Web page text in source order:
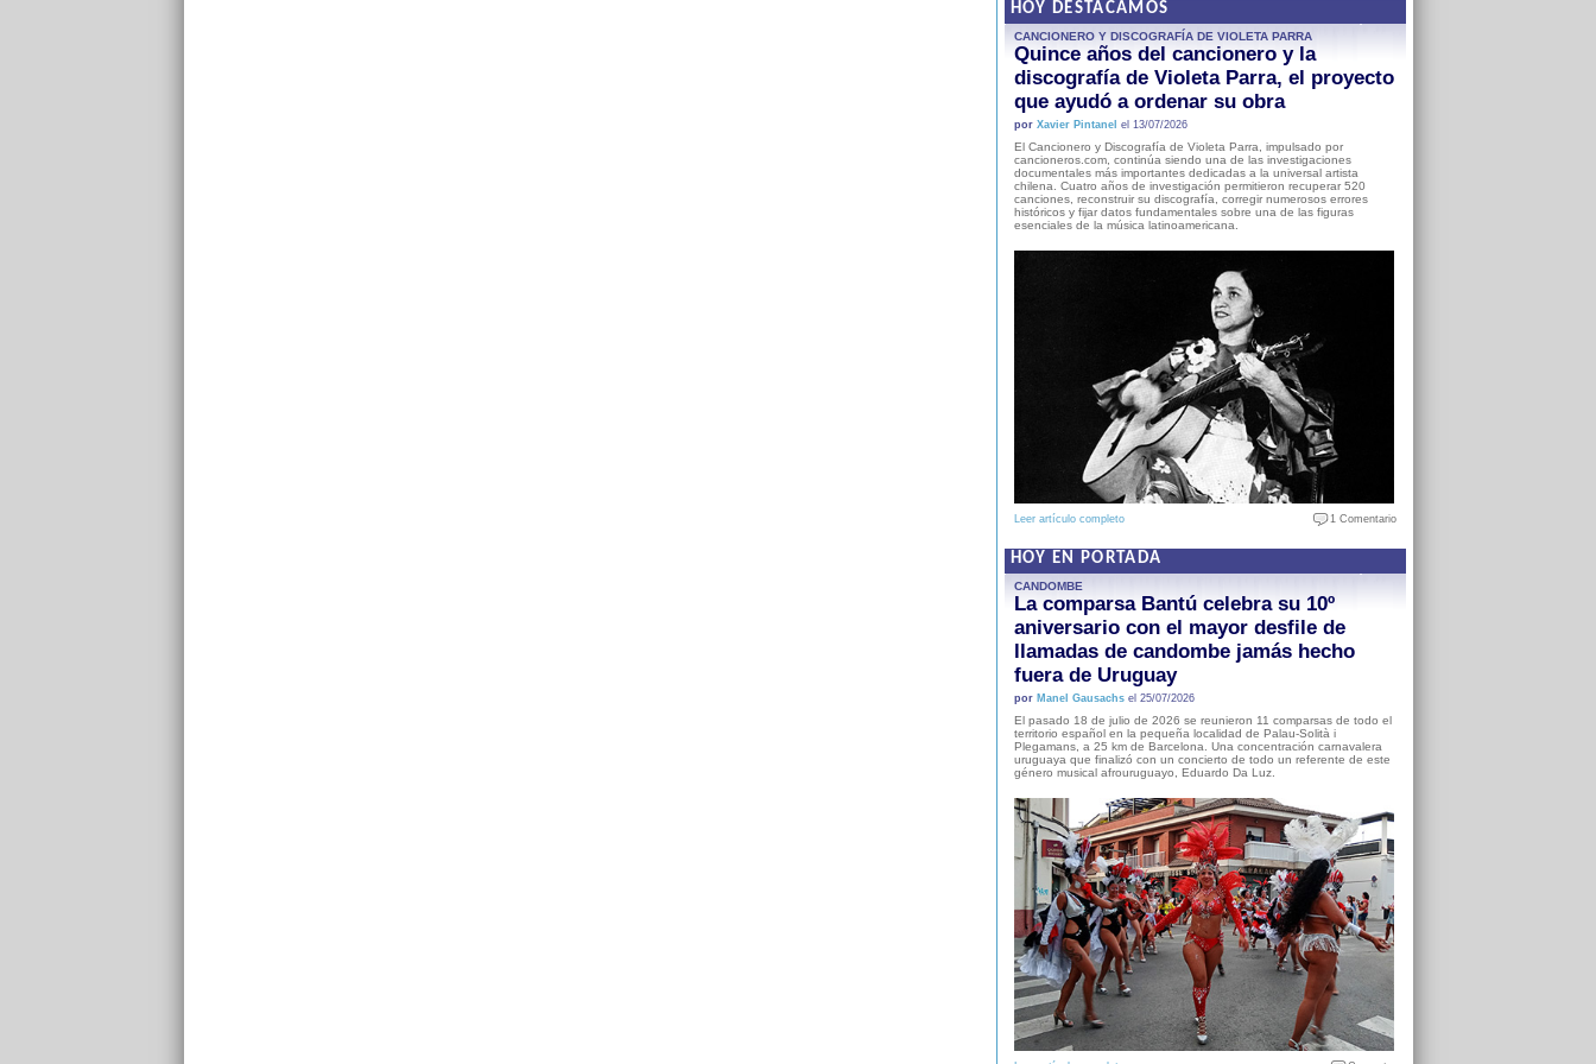
HOY DESTACAMOS
CANCIONERO Y DISCOGRAFÍA DE VIOLETA PARRA
Quince años del cancionero y la
discografía de Violeta Parra, el proyecto
que ayudó a ordenar su obra
por Xavier Pintanel el 13/07/2026
El Cancionero y Discografía de Violeta Parra, impulsado por
cancioneros.com, continúa siendo una de las investigaciones
documentales más importantes dedicadas a la universal artista
chilena. Cuatro años de investigación permitieron recuperar 520
canciones, reconstruir su discografía, corregir numerosos errores
históricos y fijar datos fundamentales sobre una de las figuras
esenciales de la música latinoamericana.
Leer artículo completo 1 Comentario
HOY EN PORTADA
CANDOMBE
La comparsa Bantú celebra su 10º
aniversario con el mayor desfile de
llamadas de candombe jamás hecho
fuera de Uruguay
por Manel Gausachsel 25/07/2026
El pasado 18 de julio de 2026 se reunieron 11 comparsas de todo el
territorio español en la pequeña localidad de Palau-Solità i
Plegamans, a 25 km de Barcelona. Una concentración carnavalera
uruguaya que finalizó con un concierto de todo un referente de este
género musical afrouruguayo, Eduardo Da Luz.